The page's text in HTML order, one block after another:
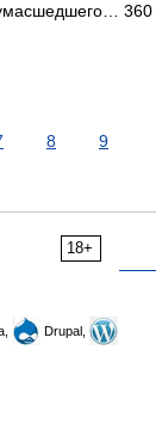
360
8
9
18+
Drupal,